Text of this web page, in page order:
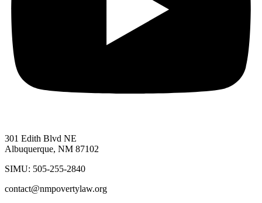
301 Edith Blvd NE
Albuquerque, NM 87102
SIMU: 505-255-2840
contact@nmpovertylaw.org